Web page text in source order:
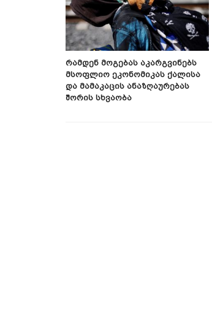
Რამდენ Მოგებას Აკარგვინებს
Მსოფლიო Ეკონომიკას Ქალისა
Და Მამაკაცის Ანაზღაურებას
Შორის Სხვაობა